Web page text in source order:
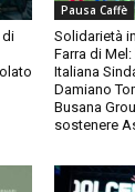
di
Pausa Caffè
Solidarietà
Farra di
Italiana
Damiano
Busana
sostenere